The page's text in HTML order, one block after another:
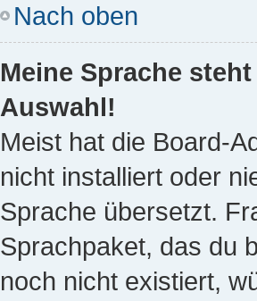
Nach oben
Meine Sprache
Auswahl!
Meist hat die Board-
nicht installiert oder
Sprache übersetzt.
Sprachpaket, das du
noch nicht existiert,